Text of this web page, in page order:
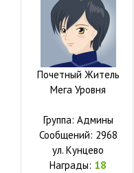
Почетный Житель
Мега Уровня
Группа: Админы
Сообщений: 2968
ул. Кунцево
Награды: 18